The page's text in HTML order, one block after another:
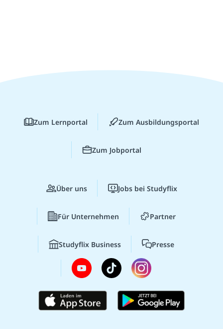
Zum Lernportal Zum Ausbildungsportal
Zum Jobportal
Über uns Jobs bei Studyflix
Für Unternehmen Partner
Studyflix Business Presse